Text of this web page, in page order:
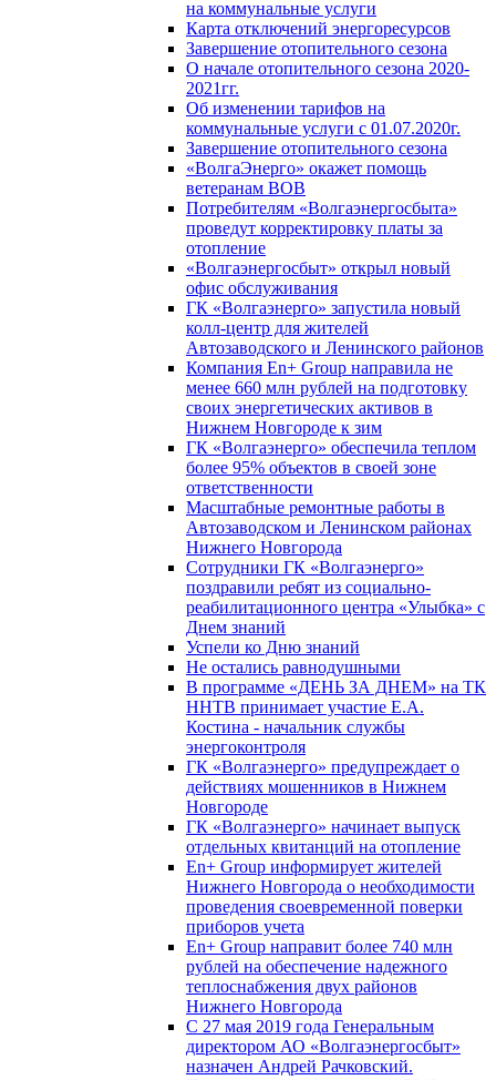
на коммунальные услуги
Карта отключений энергоресурсов
Завершение отопительного сезона
О начале отопительного сезона 2020-
2021гг.
Об изменении тарифов на
коммунальные услуги с 01.07.2020г.
Завершение отопительного сезона
«ВолгаЭнерго» окажет помощь
ветеранам ВОВ
Потребителям «Волгаэнергосбыта»
проведут корректировку платы за
отопление
«Волгаэнергосбыт» открыл новый
офис обслуживания
ГК «Волгаэнерго» запустила новый
колл-центр для жителей
Автозаводского и Ленинского районов
Компания En+ Group направила не
менее 660 млн рублей на подготовку
своих энергетических активов в
Нижнем Новгороде к зим
ГК «Волгаэнерго» обеспечила теплом
более 95% объектов в своей зоне
ответственности
Масштабные ремонтные работы в
Автозаводском и Ленинском районах
Нижнего Новгорода
Сотрудники ГК «Волгаэнерго»
поздравили ребят из социально-
реабилитационного центра «Улыбка» с
Днем знаний
Успели ко Дню знаний
Не остались равнодушными
В программе «ДЕНЬ ЗА ДНЕМ» на ТК
ННТВ принимает участие Е.А.
Костина - начальник службы
энергоконтроля
ГК «Волгаэнерго» предупреждает о
действиях мошенников в Нижнем
Новгороде
ГК «Волгаэнерго» начинает выпуск
отдельных квитанций на отопление
En+ Group информирует жителей
Нижнего Новгорода о необходимости
проведения своевременной поверки
приборов учета
En+ Group направит более 740 млн
рублей на обеспечение надежного
теплоснабжения двух районов
Нижнего Новгорода
С 27 мая 2019 года Генеральным
директором АО «Волгаэнергосбыт»
назначен Андрей Рачковский.